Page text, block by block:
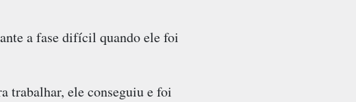
a fase difícil quando ele foi
trabalhar, ele conseguiu e foi